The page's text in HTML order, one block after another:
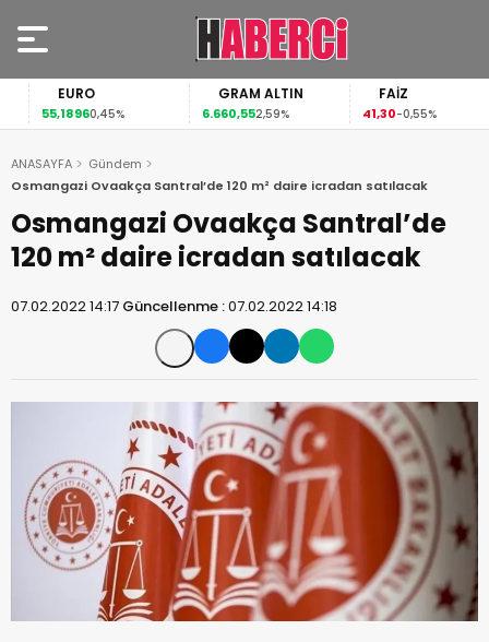
EURO
55,18960,45%
GRAM ALTIN
6.660,552,59%
FAİZ
41,30-0,55%
ANASAYFA
Gündem
Osmangazi Ovaakça Santral’de 120 m² daire icradan satılacak
Osmangazi Ovaakça Santral’de
120 m² daire icradan satılacak
07.02.2022 14:17 Güncellenme :07.02.2022 14:18